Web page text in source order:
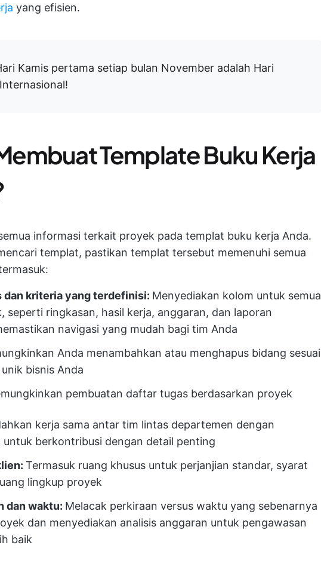
yang efisien.
Kamis pertama setiap bulan November adalah Hari
Template Buku Kerja
informasi terkait proyek pada templat buku kerja Anda.
templat, pastikan templat tersebut memenuhi semua
dan kriteria yang terdefinisi: Menyediakan kolom untuk semua
seperti ringkasan, hasil kerja, anggaran, dan laporan
navigasi yang mudah bagi tim Anda
Anda menambahkan atau menghapus bidang sesuai
bisnis Anda
pembuatan daftar tugas berdasarkan proyek
kerja sama antar tim lintas departemen dengan
berkontribusi dengan detail penting
Termasuk ruang khusus untuk perjanjian standar, syarat
lingkup proyek
dan waktu: Melacak perkiraan versus waktu yang sebenarnya
dan menyediakan analisis anggaran untuk pengawasan
baik